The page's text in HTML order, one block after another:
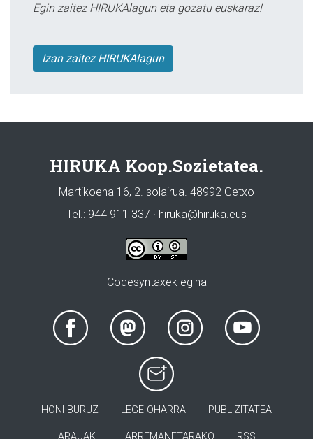
Egin zaitez HIRUKAlagun eta gozatu euskaraz!
Izan zaitez HIRUKAlagun
HIRUKA Koop.Sozietatea.
Martikoena 16, 2. solairua. 48992 Getxo
Tel.: 944 911 337 · hiruka@hiruka.eus
Codesyntaxek egina
HONI BURUZ LEGE OHARRA PUBLIZITATEA
ARAUAK HARREMANETARAKO RSS